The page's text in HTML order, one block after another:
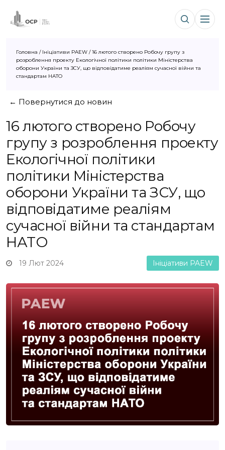
Головна / Ініціативи PAEW /16 лютого створено Робочу групу з
розроблення проекту Екологічної політики політики Міністерства
оборони України та ЗСУ, що відповідатиме реаліям сучасної війни та
стандартам НАТО
← Повернутися до новин
19 Лют 2024 Ініціативи PAEW
16 лютого створено Робочу
групу з розроблення проекту
Екологічної політики
політики Міністерства
оборони України та ЗСУ, що
відповідатиме реаліям
сучасної війни та стандартам
НАТО